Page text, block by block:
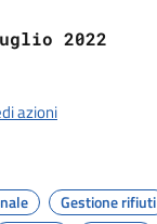
2022
azioni
Gestione rifiuti